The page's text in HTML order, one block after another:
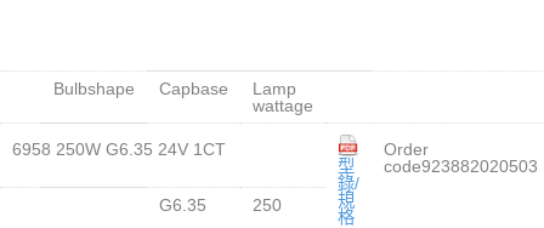
Bulbshape Capbase
Lamp
wattage
6958 250W G6.35 24V 1CT
型
錄/
規
格
Order
code923882020503
G6.35
250